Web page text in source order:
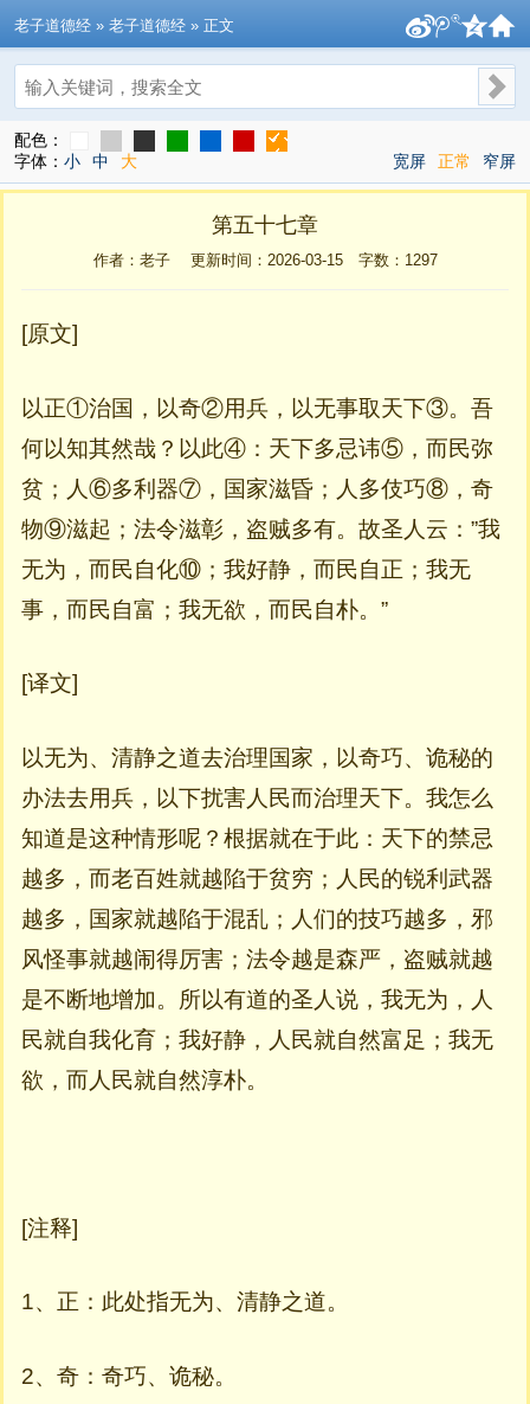
老子道德经 » 老子道德经 » 正文
搜索
配色：
字体： 小 中 大 宽屏 正常 窄屏
第五十七章
作者：老子 更新时间：2026-03-15 字数： 1297
[原文]
以正①治国，以奇②用兵，以无事取天下③。吾
何以知其然哉？以此④：天下多忌讳⑤，而民弥
贫；人⑥多利器⑦，国家滋昏；人多伎巧⑧，奇
物⑨滋起；法令滋彰，盗贼多有。故圣人云：”我
无为，而民自化⑩；我好静，而民自正；我无
事，而民自富；我无欲，而民自朴。”
[译文]
以无为、清静之道去治理国家，以奇巧、诡秘的
办法去用兵，以下扰害人民而治理天下。我怎么
知道是这种情形呢？根据就在于此：天下的禁忌
越多，而老百姓就越陷于贫穷；人民的锐利武器
越多，国家就越陷于混乱；人们的技巧越多，邪
风怪事就越闹得厉害；法令越是森严，盗贼就越
是不断地增加。所以有道的圣人说，我无为，人
民就自我化育；我好静，人民就自然富足；我无
欲，而人民就自然淳朴。
[注释]
1、正：此处指无为、清静之道。
2、奇：奇巧、诡秘。